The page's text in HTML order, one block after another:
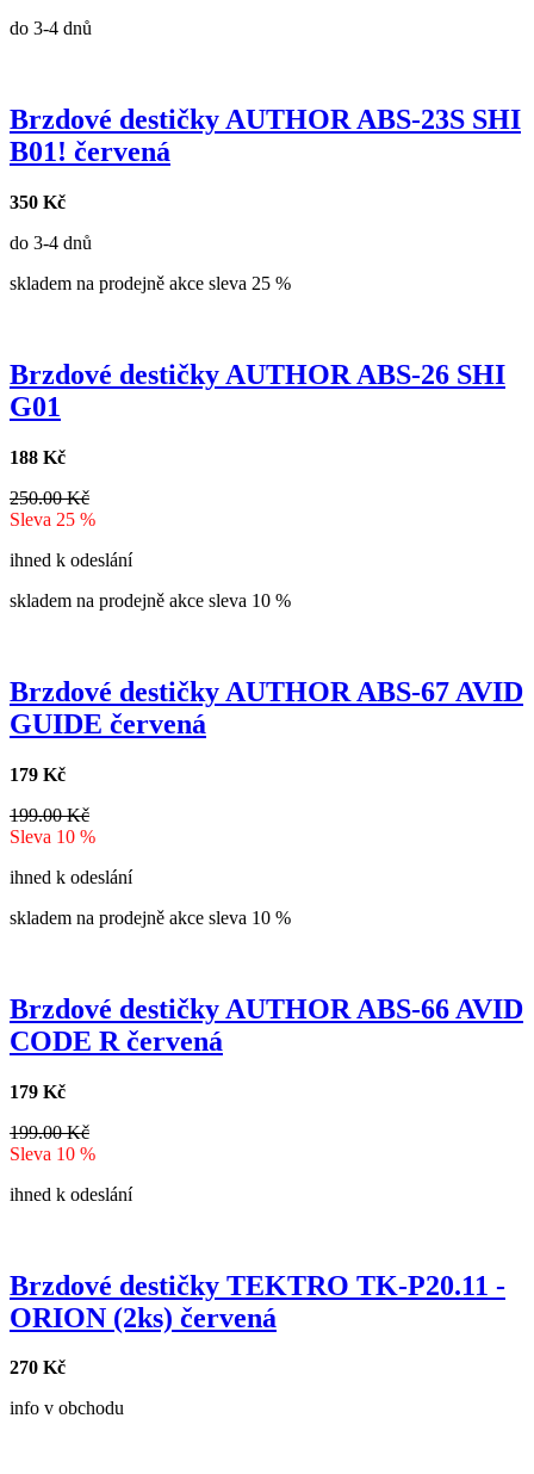
do 3-4 dnů
Brzdové destičky AUTHOR ABS-23S SHI
B01! červená
350 Kč
do 3-4 dnů
skladem na prodejně akce sleva 25 %
Brzdové destičky AUTHOR ABS-26 SHI
G01
188 Kč
250.00 Kč
Sleva 25 %
ihned k odeslání
skladem na prodejně akce sleva 10 %
Brzdové destičky AUTHOR ABS-67 AVID
GUIDE červená
179 Kč
199.00 Kč
Sleva 10 %
ihned k odeslání
skladem na prodejně akce sleva 10 %
Brzdové destičky AUTHOR ABS-66 AVID
CODE R červená
179 Kč
199.00 Kč
Sleva 10 %
ihned k odeslání
Brzdové destičky TEKTRO TK-P20.11 -
ORION (2ks) červená
270 Kč
info v obchodu